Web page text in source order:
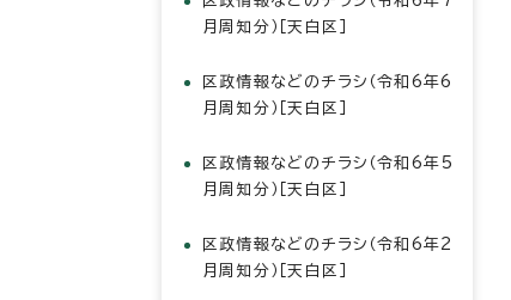
月周知分）［天白区］
区政情報などのチラシ（令和6年6
月周知分）［天白区］
区政情報などのチラシ（令和6年5
月周知分）［天白区］
区政情報などのチラシ（令和6年2
月周知分）［天白区］